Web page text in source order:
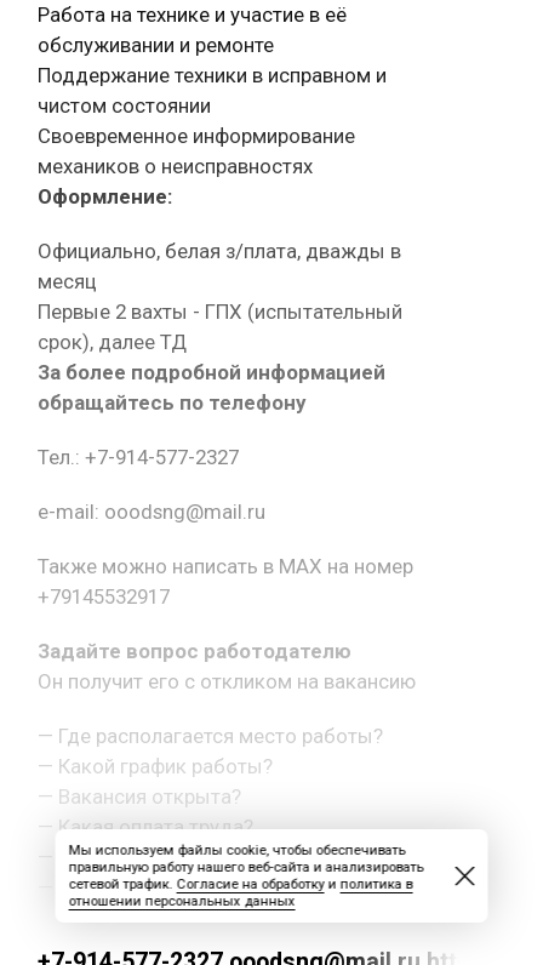
Работа на технике и участие в её
обслуживании и ремонте
Поддержание техники в исправном и
чистом состоянии
Своевременное информирование
механиков о неисправностях
Оформление:
Официально, белая з/плата, дважды в
месяц
Первые 2 вахты - ГПХ (испытательный
срок), далее ТД
За более подробной информацией
обращайтесь по телефону
Тел.: +7-914-577-2327
e-mail: ooodsng@mail.ru
Также можно написать в MAX на номер
+79145532917
Задайте вопрос работодателю
Он получит его с откликом на вакансию
— Где располагается место работы?
— Какой график работы?
— Вакансия открыта?
— Какая оплата труда?
— Как с вами связаться?
— Другой вопрос.
Мы используем файлы cookie, чтобы обеспечивать
правильную работу нашего веб-сайта и анализировать
сетевой трафик. Согласие на обработкуи политика в
отношении персональных данных